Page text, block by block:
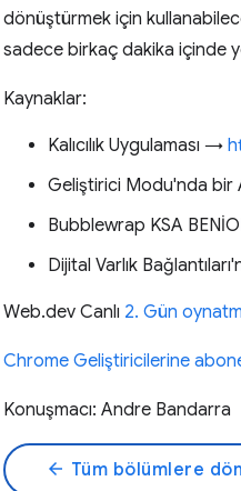
dönüştürmek için
sadece birkaç dakika içinde
Kaynaklar:
Kalıcılık Uygulaması →
Geliştirici Modu'nda
Bubblewrap KSA
Dijital Varlık
Web.dev Canlı 2. Gün
Chrome Geliştiricilerine
Konuşmacı: Andre Bandarra
arrow_back Tüm bölümlere dön